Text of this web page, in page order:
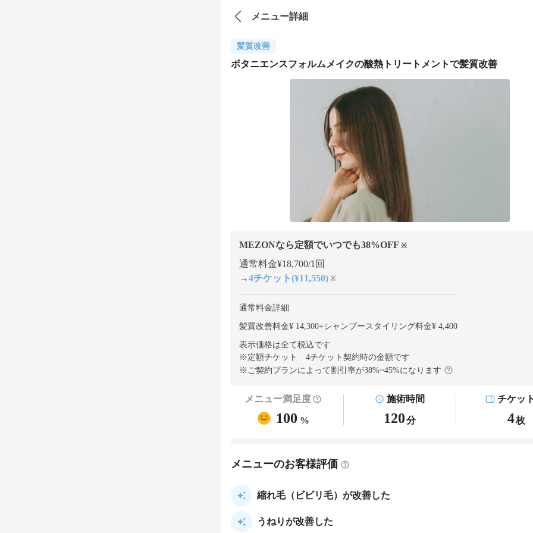
メニュー詳細
髪質改善
ボタニエンスフォルムメイクの酸熱トリートメントで髪質改善
MEZONなら定額でいつでも38%OFF ※
通常料金¥18,700/1回
→4チケット(¥11,550) ※
通常料金詳細
髪質改善料金¥ 14,300+シャンプースタイリング料金¥ 4,400
表示価格は全て税込です
※定額チケット 4チケット契約時の金額です
※ご契約プランによって割引率が38%~45%になります
メニュー満足度
100 %
施術時間
120分
チケッ
4枚
メニューのお客様評価
縮れ毛（ビビリ毛）が改善した
うねりが改善した